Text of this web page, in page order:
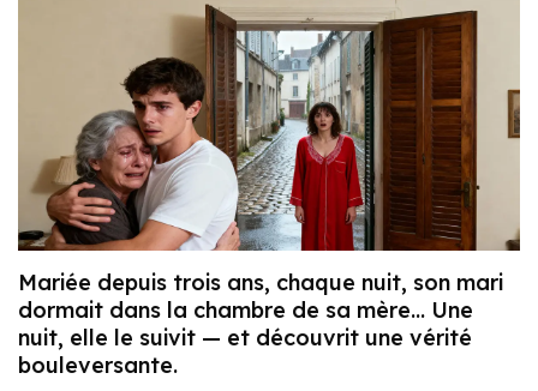
Mariée depuis trois ans, chaque nuit, son mari
dormait dans la chambre de sa mère… Une
nuit, elle le suivit — et découvrit une vérité
bouleversante.